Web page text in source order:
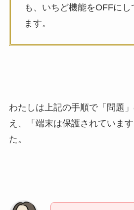
も、いちど機能をOFFにし
ます。
わたしは上記の手順で「問題
え、「端末は保護されていま
た。